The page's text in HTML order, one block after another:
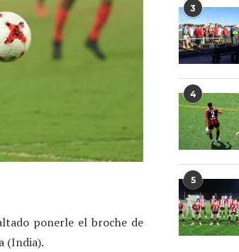
ponerle el broche de
(India).
3
4
5